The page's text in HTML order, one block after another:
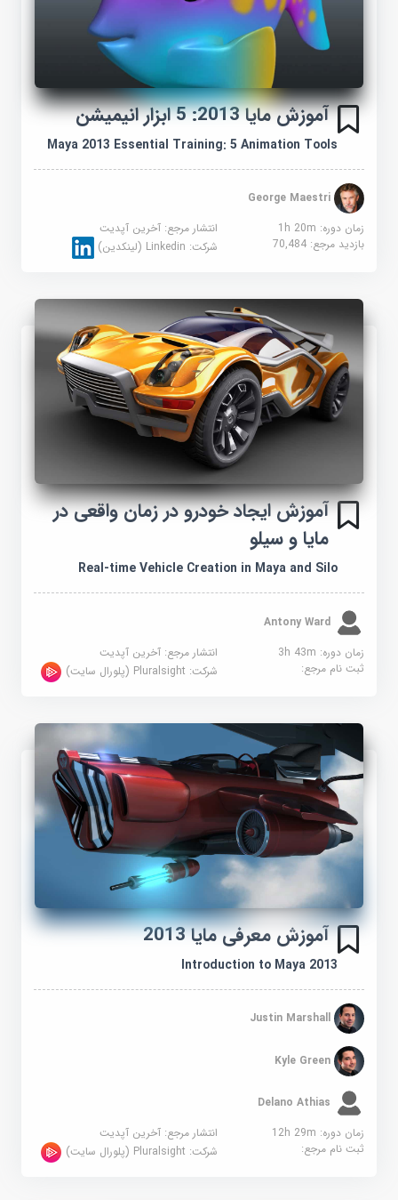
آموزش مایا 2013: 5 ابزار انیمیشن
Maya 2013 Essential Training: 5 Animation Tools
George Maestri
زمان دوره: 1h 20m
انتشار مرجع:آخرین آپدیت
بازدید مرجع:70,484 شرکت:Linkedin (لینکدین)
آموزش ایجاد خودرو در زمان واقعی در
مایا و سیلو
Real-time Vehicle Creation in Maya and Silo
Antony Ward
زمان دوره: 3h 43m
انتشار مرجع:آخرین آپدیت
ثبت نام مرجع:
شرکت:Pluralsight (پلورال سایت)
آموزش معرفی مایا 2013
Introduction to Maya 2013
Justin Marshall
Kyle Green
Delano Athias
زمان دوره: 12h 29m
انتشار مرجع:آخرین آپدیت
ثبت نام مرجع:
شرکت:Pluralsight (پلورال سایت)